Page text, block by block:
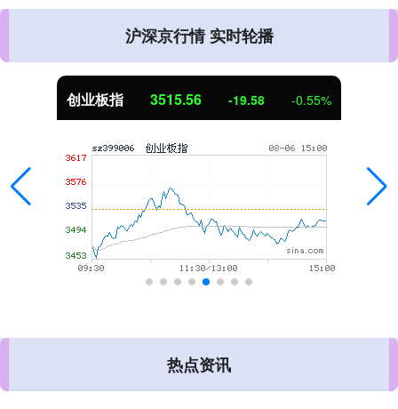
沪深京行情 实时轮播
创业板指 3515.56 -19.58 -0.55%
热点资讯